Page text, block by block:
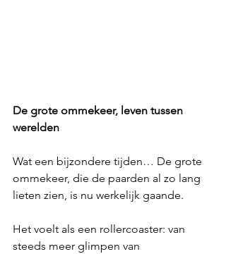
De grote ommekeer, leven tussen
werelden
Wat een bijzondere tijden… De grote
ommekeer, die de paarden al zo lang
lieten zien, is nu werkelijk gaande.
Het voelt als een rollercoaster: van
steeds meer glimpen van